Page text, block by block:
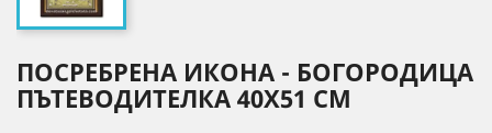
ПОСРЕБРЕНА ИКОНА - БОГОРОДИЦА
ПЪТЕВОДИТЕЛКА 40X51 CM